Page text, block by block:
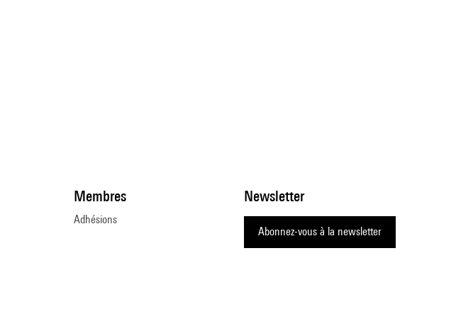
Newsletter
Abonnez-vous à la newsletter
Membres
Adhésions